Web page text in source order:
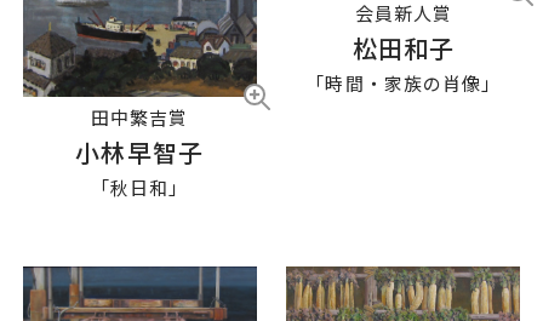
田中繁吉賞
小林早智子
「秋日和」
会員新人賞
松田和子
「時間・家族の肖像」